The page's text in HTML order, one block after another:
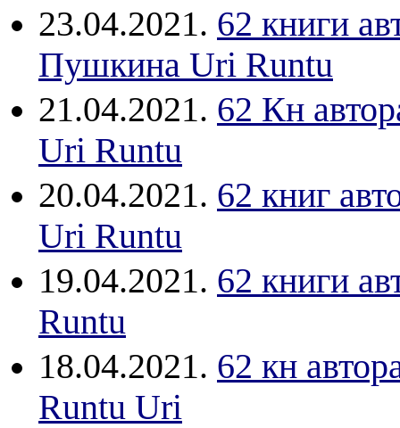
23.04.2021. 62 книги
Пушкина Uri Runtu
21.04.2021. 62 Кн
Uri Runtu
20.04.2021. 62 книг
Uri Runtu
19.04.2021. 62 книги
Runtu
18.04.2021. 62 кн
Runtu Uri